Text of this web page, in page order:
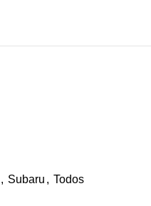
, Subaru , Todos